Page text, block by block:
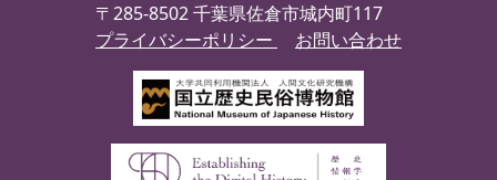
〒285-8502 千葉県佐倉市城内町117
プライバシーポリシー
お問い合わせ